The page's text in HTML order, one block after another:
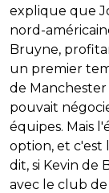
explique que
nord-
Bruyne,
un premier
de
pouvait
équipes. Mais
option, et c'est
dit, si Kevin de
avec le club